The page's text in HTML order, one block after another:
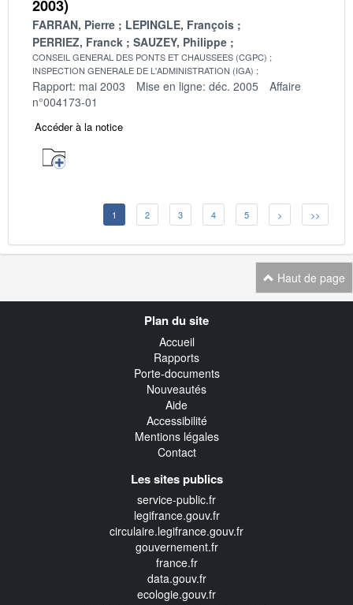
2003)
FARRAN, Pierre
LEPINGLE, François
PERRIEZ, Franck
SAUZEY, Philippe
CONSEIL GENERAL DES PONTS ET CHAUSSEES (CGPC)
INSPECTION GENERALE DE L'ADMINISTRATION (IGA)
Rapport: mai 2003 Mise en ligne: déc. 2005
Affaire
n°004173-01
Accéder à la notice
1 2 3 4 5 > >>
Haut de page
Plan du site
Accueil
Rapports
Porte-documents
Nouveautés
Aide
Accessibilité
Mentions légales
Contact
Les sites publics
service-public.fr
legifrance.gouv.fr
circulaire.legifrance.gouv.fr
gouvernement.fr
france.fr
data.gouv.fr
ecologie.gouv.fr